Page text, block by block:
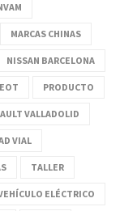
MARCAS CHINAS
NISSAN BARCELONA
PRODUCTO
VALLADOLID
VIAL
TALLER
ELÉCTRICO